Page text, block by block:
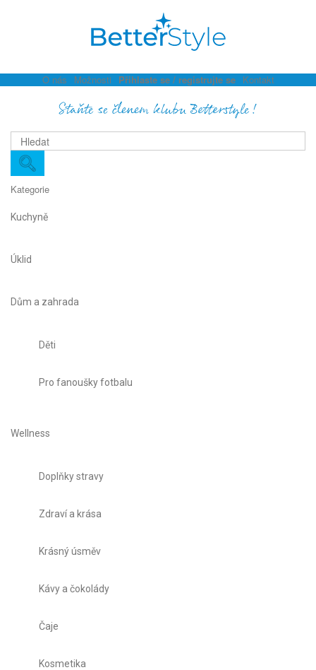
O nás Možnosti Přihlaste se / registrujte se Kontakt
Staňte se členem klubu Betterstyle!
Kategorie
Kuchyně
Úklid
Dům a zahrada
Děti
Pro fanoušky fotbalu
Wellness
Doplňky stravy
Zdraví a krása
Krásný úsměv
Kávy a čokolády
Čaje
Kosmetika